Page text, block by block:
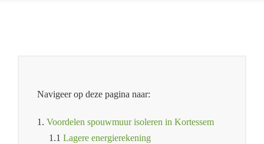
Navigeer op deze pagina naar:
1. Voordelen spouwmuur isoleren in Kortessem
1.1 Lagere energierekening